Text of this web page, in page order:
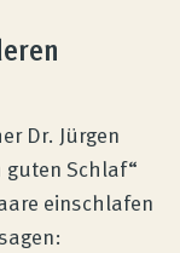
Dr. Jürgen
Schlaf“
einschlafen